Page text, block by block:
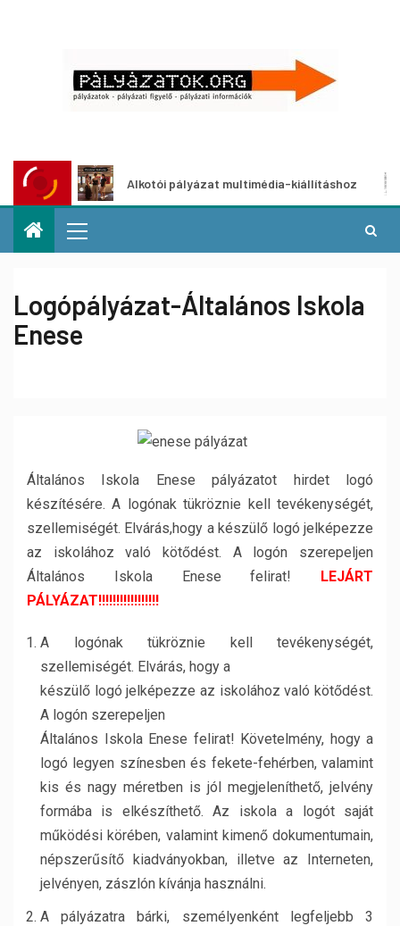
Alkotói pályázat multimédia-kiállításhoz
Logópályázat-Általános Iskola
Enese
Általános Iskola Enese pályázatot hirdet logó
készítésére. A logónak tükröznie kell tevékenységét,
szellemiségét. Elvárás,hogy a készülő logó jelképezze
az iskolához való kötődést. A logón szerepeljen
Általános Iskola Enese felirat! LEJÁRT
PÁLYÁZAT!!!!!!!!!!!!!!!!!
A logónak tükröznie kell tevékenységét,
szellemiségét. Elvárás, hogy a
készülő logó jelképezze az iskolához való kötődést.
A logón szerepeljen
Általános Iskola Enese felirat! Követelmény, hogy a
logó legyen színesben és fekete-fehérben, valamint
kis és nagy méretben is jól megjeleníthető, jelvény
formába is elkészíthető. Az iskola a logót saját
működési körében, valamint kimenő dokumentumain,
népszerűsítő kiadványokban, illetve az Interneten,
jelvényen, zászlón kívánja használni.
A pályázatra bárki, személyenként legfeljebb 3